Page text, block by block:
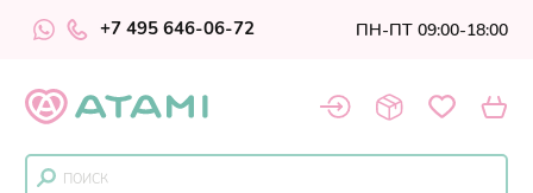
+7 495 646-06-72 ПН-ПТ 09:00-18:00